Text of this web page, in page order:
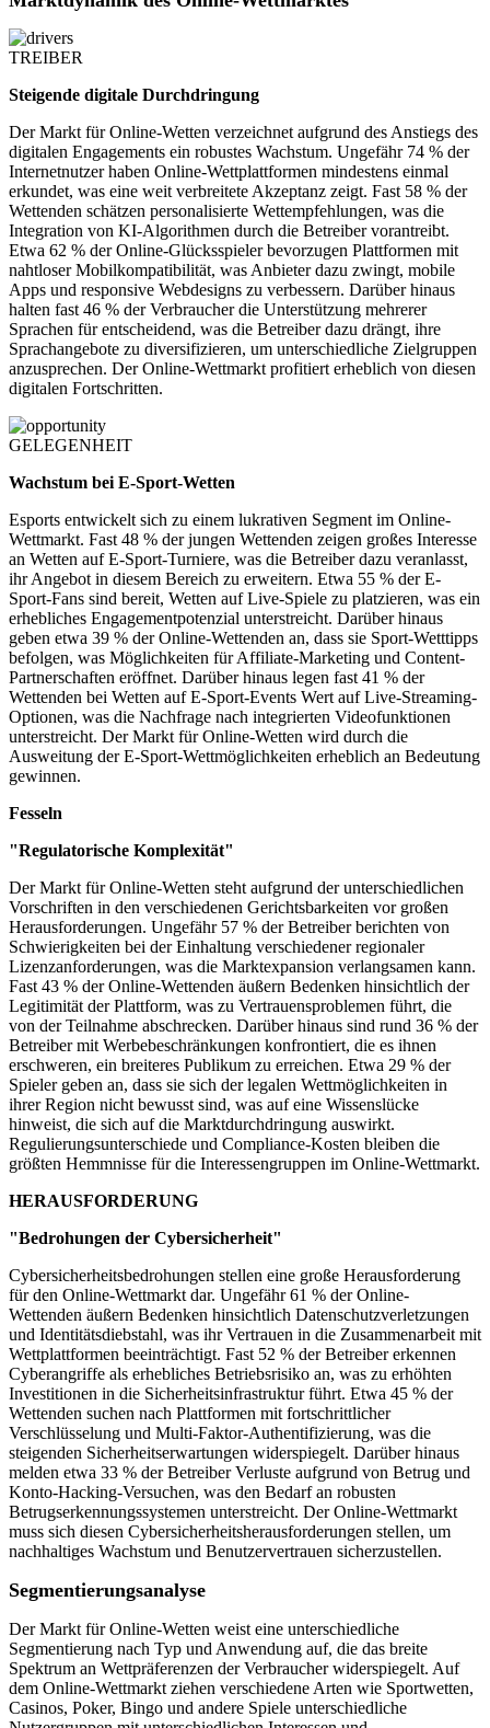
TREIBER
Steigende digitale Durchdringung
Der Markt für Online-Wetten verzeichnet aufgrund des Anstiegs des
digitalen Engagements ein robustes Wachstum. Ungefähr 74 % der
Internetnutzer haben Online-Wettplattformen mindestens einmal
erkundet, was eine weit verbreitete Akzeptanz zeigt. Fast 58 % der
Wettenden schätzen personalisierte Wettempfehlungen, was die
Integration von KI-Algorithmen durch die Betreiber vorantreibt.
Etwa 62 % der Online-Glücksspieler bevorzugen Plattformen mit
nahtloser Mobilkompatibilität, was Anbieter dazu zwingt, mobile
Apps und responsive Webdesigns zu verbessern. Darüber hinaus
halten fast 46 % der Verbraucher die Unterstützung mehrerer
Sprachen für entscheidend, was die Betreiber dazu drängt, ihre
Sprachangebote zu diversifizieren, um unterschiedliche Zielgruppen
anzusprechen. Der Online-Wettmarkt profitiert erheblich von diesen
digitalen Fortschritten.
GELEGENHEIT
Wachstum bei E-Sport-Wetten
Esports entwickelt sich zu einem lukrativen Segment im Online-
Wettmarkt. Fast 48 % der jungen Wettenden zeigen großes Interesse
an Wetten auf E-Sport-Turniere, was die Betreiber dazu veranlasst,
ihr Angebot in diesem Bereich zu erweitern. Etwa 55 % der E-
Sport-Fans sind bereit, Wetten auf Live-Spiele zu platzieren, was ein
erhebliches Engagementpotenzial unterstreicht. Darüber hinaus
geben etwa 39 % der Online-Wettenden an, dass sie Sport-Wetttipps
befolgen, was Möglichkeiten für Affiliate-Marketing und Content-
Partnerschaften eröffnet. Darüber hinaus legen fast 41 % der
Wettenden bei Wetten auf E-Sport-Events Wert auf Live-Streaming-
Optionen, was die Nachfrage nach integrierten Videofunktionen
unterstreicht. Der Markt für Online-Wetten wird durch die
Ausweitung der E-Sport-Wettmöglichkeiten erheblich an Bedeutung
gewinnen.
Fesseln
"Regulatorische Komplexität"
Der Markt für Online-Wetten steht aufgrund der unterschiedlichen
Vorschriften in den verschiedenen Gerichtsbarkeiten vor großen
Herausforderungen. Ungefähr 57 % der Betreiber berichten von
Schwierigkeiten bei der Einhaltung verschiedener regionaler
Lizenzanforderungen, was die Marktexpansion verlangsamen kann.
Fast 43 % der Online-Wettenden äußern Bedenken hinsichtlich der
Legitimität der Plattform, was zu Vertrauensproblemen führt, die
von der Teilnahme abschrecken. Darüber hinaus sind rund 36 % der
Betreiber mit Werbebeschränkungen konfrontiert, die es ihnen
erschweren, ein breiteres Publikum zu erreichen. Etwa 29 % der
Spieler geben an, dass sie sich der legalen Wettmöglichkeiten in
ihrer Region nicht bewusst sind, was auf eine Wissenslücke
hinweist, die sich auf die Marktdurchdringung auswirkt.
Regulierungsunterschiede und Compliance-Kosten bleiben die
größten Hemmnisse für die Interessengruppen im Online-Wettmarkt.
HERAUSFORDERUNG
"Bedrohungen der Cybersicherheit"
Cybersicherheitsbedrohungen stellen eine große Herausforderung
für den Online-Wettmarkt dar. Ungefähr 61 % der Online-
Wettenden äußern Bedenken hinsichtlich Datenschutzverletzungen
und Identitätsdiebstahl, was ihr Vertrauen in die Zusammenarbeit mit
Wettplattformen beeinträchtigt. Fast 52 % der Betreiber erkennen
Cyberangriffe als erhebliches Betriebsrisiko an, was zu erhöhten
Investitionen in die Sicherheitsinfrastruktur führt. Etwa 45 % der
Wettenden suchen nach Plattformen mit fortschrittlicher
Verschlüsselung und Multi-Faktor-Authentifizierung, was die
steigenden Sicherheitserwartungen widerspiegelt. Darüber hinaus
melden etwa 33 % der Betreiber Verluste aufgrund von Betrug und
Konto-Hacking-Versuchen, was den Bedarf an robusten
Betrugserkennungssystemen unterstreicht. Der Online-Wettmarkt
muss sich diesen Cybersicherheitsherausforderungen stellen, um
nachhaltiges Wachstum und Benutzervertrauen sicherzustellen.
Segmentierungsanalyse
Der Markt für Online-Wetten weist eine unterschiedliche
Segmentierung nach Typ und Anwendung auf, die das breite
Spektrum an Wettpräferenzen der Verbraucher widerspiegelt. Auf
dem Online-Wettmarkt ziehen verschiedene Arten wie Sportwetten,
Casinos, Poker, Bingo und andere Spiele unterschiedliche